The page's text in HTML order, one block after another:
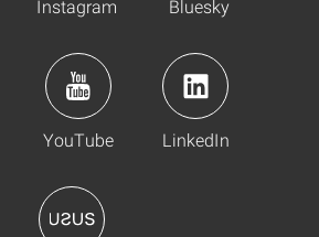
Instagram Bluesky
YouTube LinkedIn